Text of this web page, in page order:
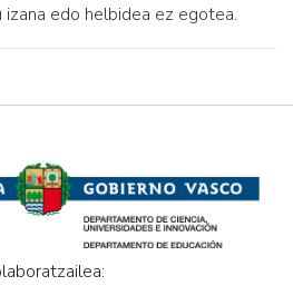
edo helbidea ez egotea.